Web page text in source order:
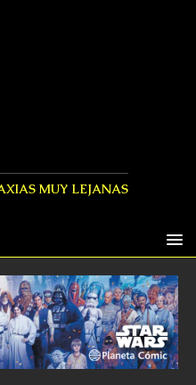
MUY LEJANAS